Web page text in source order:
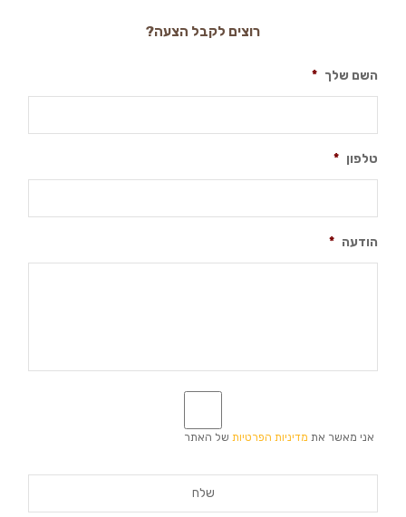
רוצים לקבל הצעה?
השם שלך *
טלפון *
הודעה *
אני מאשר את מדיניות הפרטיות של האתר